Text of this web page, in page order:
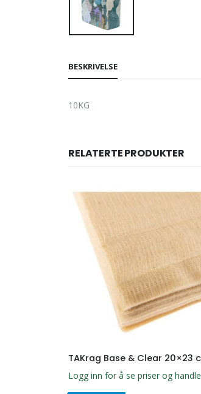
BESKRIVELSE
10KG
RELATERTE PRODUKTER
Logg inn for å se priser og handle